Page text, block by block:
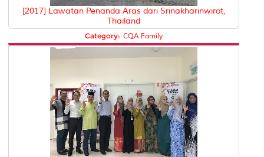
[2017] Lawatan Penanda Aras dari Srinakharinwirot,
Thailand
Category: CQA Family